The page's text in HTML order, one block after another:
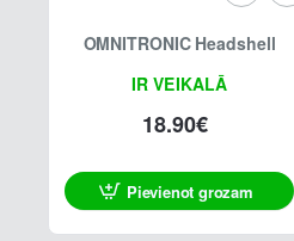
IR VEIKALĀ
OMNITRONIC Headshell
18.90€
Pievienot grozam